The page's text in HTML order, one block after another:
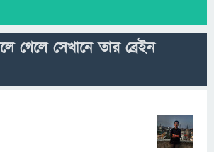
গেলে সেখানে তার ব্রেইন